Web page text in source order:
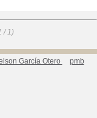
/ 1)
García Otero pmb